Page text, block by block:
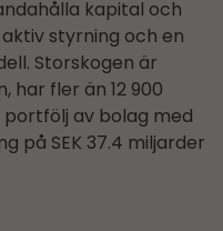
kapital och
styrning och en
Storskogen är
har fler än 12 900
av bolag med
på SEK 37.4 miljarder